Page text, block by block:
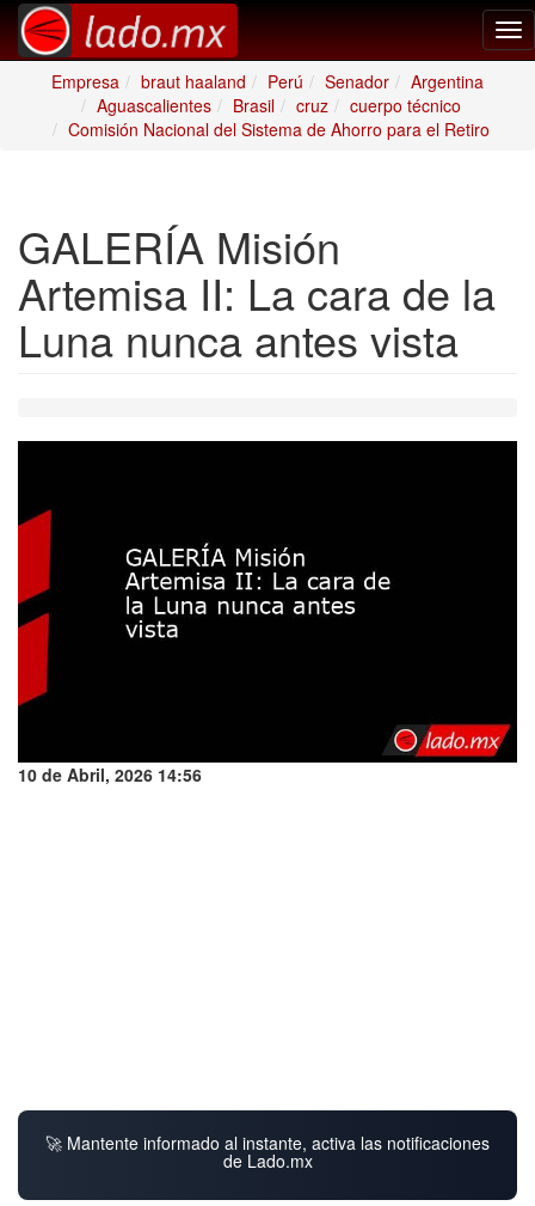
Empresa
braut haaland Perú Senador
Argentina
Aguascalientes
Brasil cruz
cuerpo técnico
Comisión Nacional del Sistema de Ahorro para el Retiro
GALERÍA Misión
Artemisa II: La cara de la
Luna nunca antes vista
10 de Abril, 2026 14:56
🚀 Mantente informado al instante, activa las notificaciones
de Lado.mx